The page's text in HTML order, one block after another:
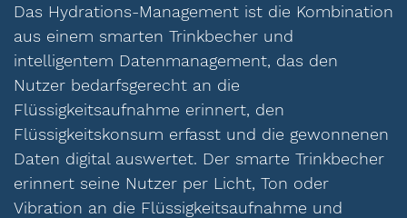
Das Hydrations-Management ist die Kombination
aus einem smarten Trinkbecher und
intelligentem Datenmanagement, das den
Nutzer bedarfsgerecht an die
Flüssigkeitsaufnahme erinnert, den
Flüssigkeitskonsum erfasst und die gewonnenen
Daten digital auswertet. Der smarte Trinkbecher
erinnert seine Nutzer per Licht, Ton oder
Vibration an die Flüssigkeitsaufnahme und